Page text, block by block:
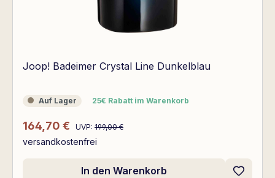
Joop! Badeimer Crystal Line Dunkelblau
Auf Lager
Auf Lager 25€ Rabatt im Warenkorb
25€ Rabatt im Warenkorb
Verkaufspreis:
164,70 € Regulärer Preis:
UVP: 199,00 €
versandkostenfrei
In den Warenkorb